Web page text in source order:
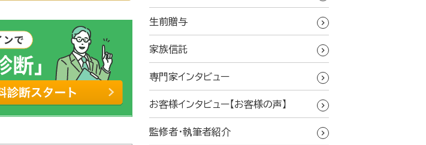
生前贈与
家族信託
専門家インタビュー
お客様インタビュー【お客様の声】
監修者・執筆者紹介